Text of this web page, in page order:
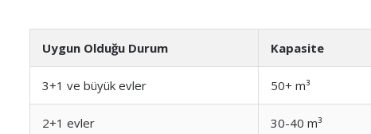
Uygun Olduğu Durum Kapasite
3+1 ve büyük evler 50+ m³
2+1 evler 30-40 m³